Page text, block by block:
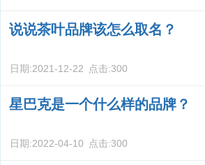
说说茶叶品牌该怎么取名？
日期:2021-12-22 点击:300
星巴克是一个什么样的品牌？
日期:2022-04-10 点击:300